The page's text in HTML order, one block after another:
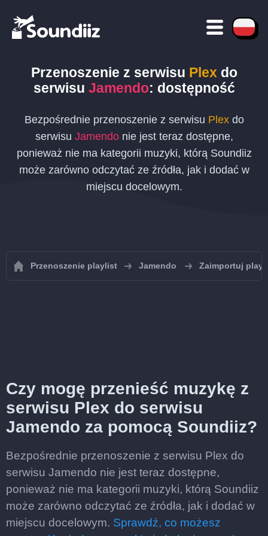
Przenoszenie z serwisu Plex do
serwisu Jamendo: dostępność
Bezpośrednie przenoszenie z serwisu Plexdo
serwisu Jamendonie jest teraz dostępne,
ponieważ nie ma kategorii muzyki, którą Soundiiz
może zarówno odczytać ze źródła, jak i dodać w
miejscu docelowym.
Przenoszenie playlist Jamendo Zaimportuj
Czy mogę przenieść muzykę z
serwisu Plex do serwisu
Jamendo za pomocą Soundiiz?
Bezpośrednie przenoszenie z serwisu Plex do
serwisu Jamendo nie jest teraz dostępne,
ponieważ nie ma kategorii muzyki, którą Soundiiz
może zarówno odczytać ze źródła, jak i dodać w
miejscu docelowym. Sprawdź, co możesz